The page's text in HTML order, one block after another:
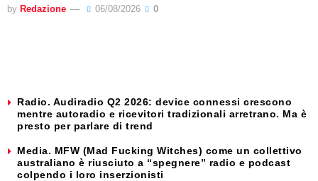
by Redazione 06/08/2026 0
Radio. Audiradio Q2 2026: device connessi crescono
mentre autoradio e ricevitori tradizionali arretrano. Ma è
presto per parlare di trend
Media. MFW (Mad Fucking Witches) come un collettivo
australiano è riusciuto a “spegnere” radio e podcast
colpendo i loro inserzionisti